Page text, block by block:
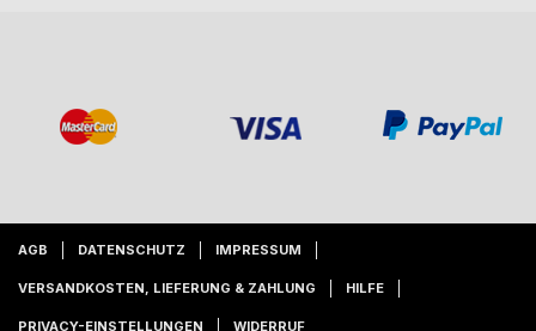
AGB DATENSCHUTZ IMPRESSUM
VERSANDKOSTEN, LIEFERUNG & ZAHLUNG HILFE
PRIVACY-EINSTELLUNGEN WIDERRUF